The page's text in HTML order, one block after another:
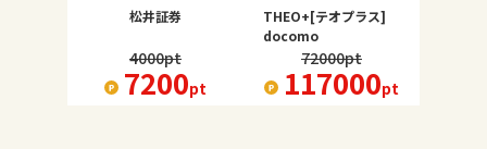
松井証券
4000pt
7200pt
THEO+[テオプラス]
docomo
72000pt
117000pt